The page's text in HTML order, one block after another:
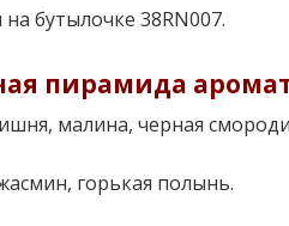
бутылочке 38RN007.
пирамида
малина, черная
горькая полынь.